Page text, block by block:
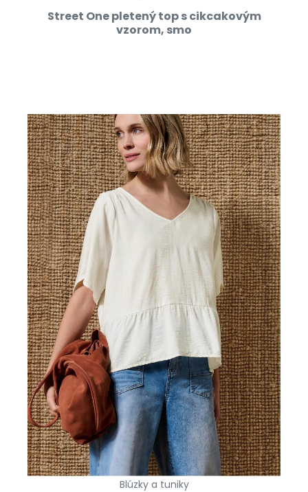
Street One pletený top s cikcakovým
vzorom, smo
Blúzky a tuniky